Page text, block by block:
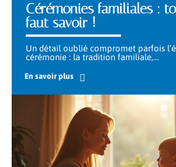
Cérémonies familiales :
faut savoir !
Un détail oublié compromet parfois
cérémonie : la tradition familiale,…
En savoir plus